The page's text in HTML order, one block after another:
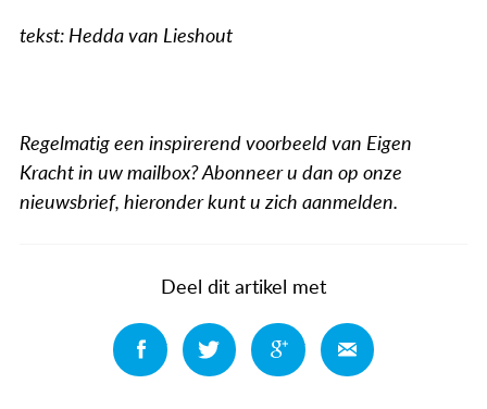
tekst: Hedda van Lieshout
Regelmatig een inspirerend voorbeeld van Eigen
Kracht in uw mailbox? Abonneer u dan op onze
nieuwsbrief, hieronder kunt u zich aanmelden.
Deel dit artikel met
Deel Deel Deel